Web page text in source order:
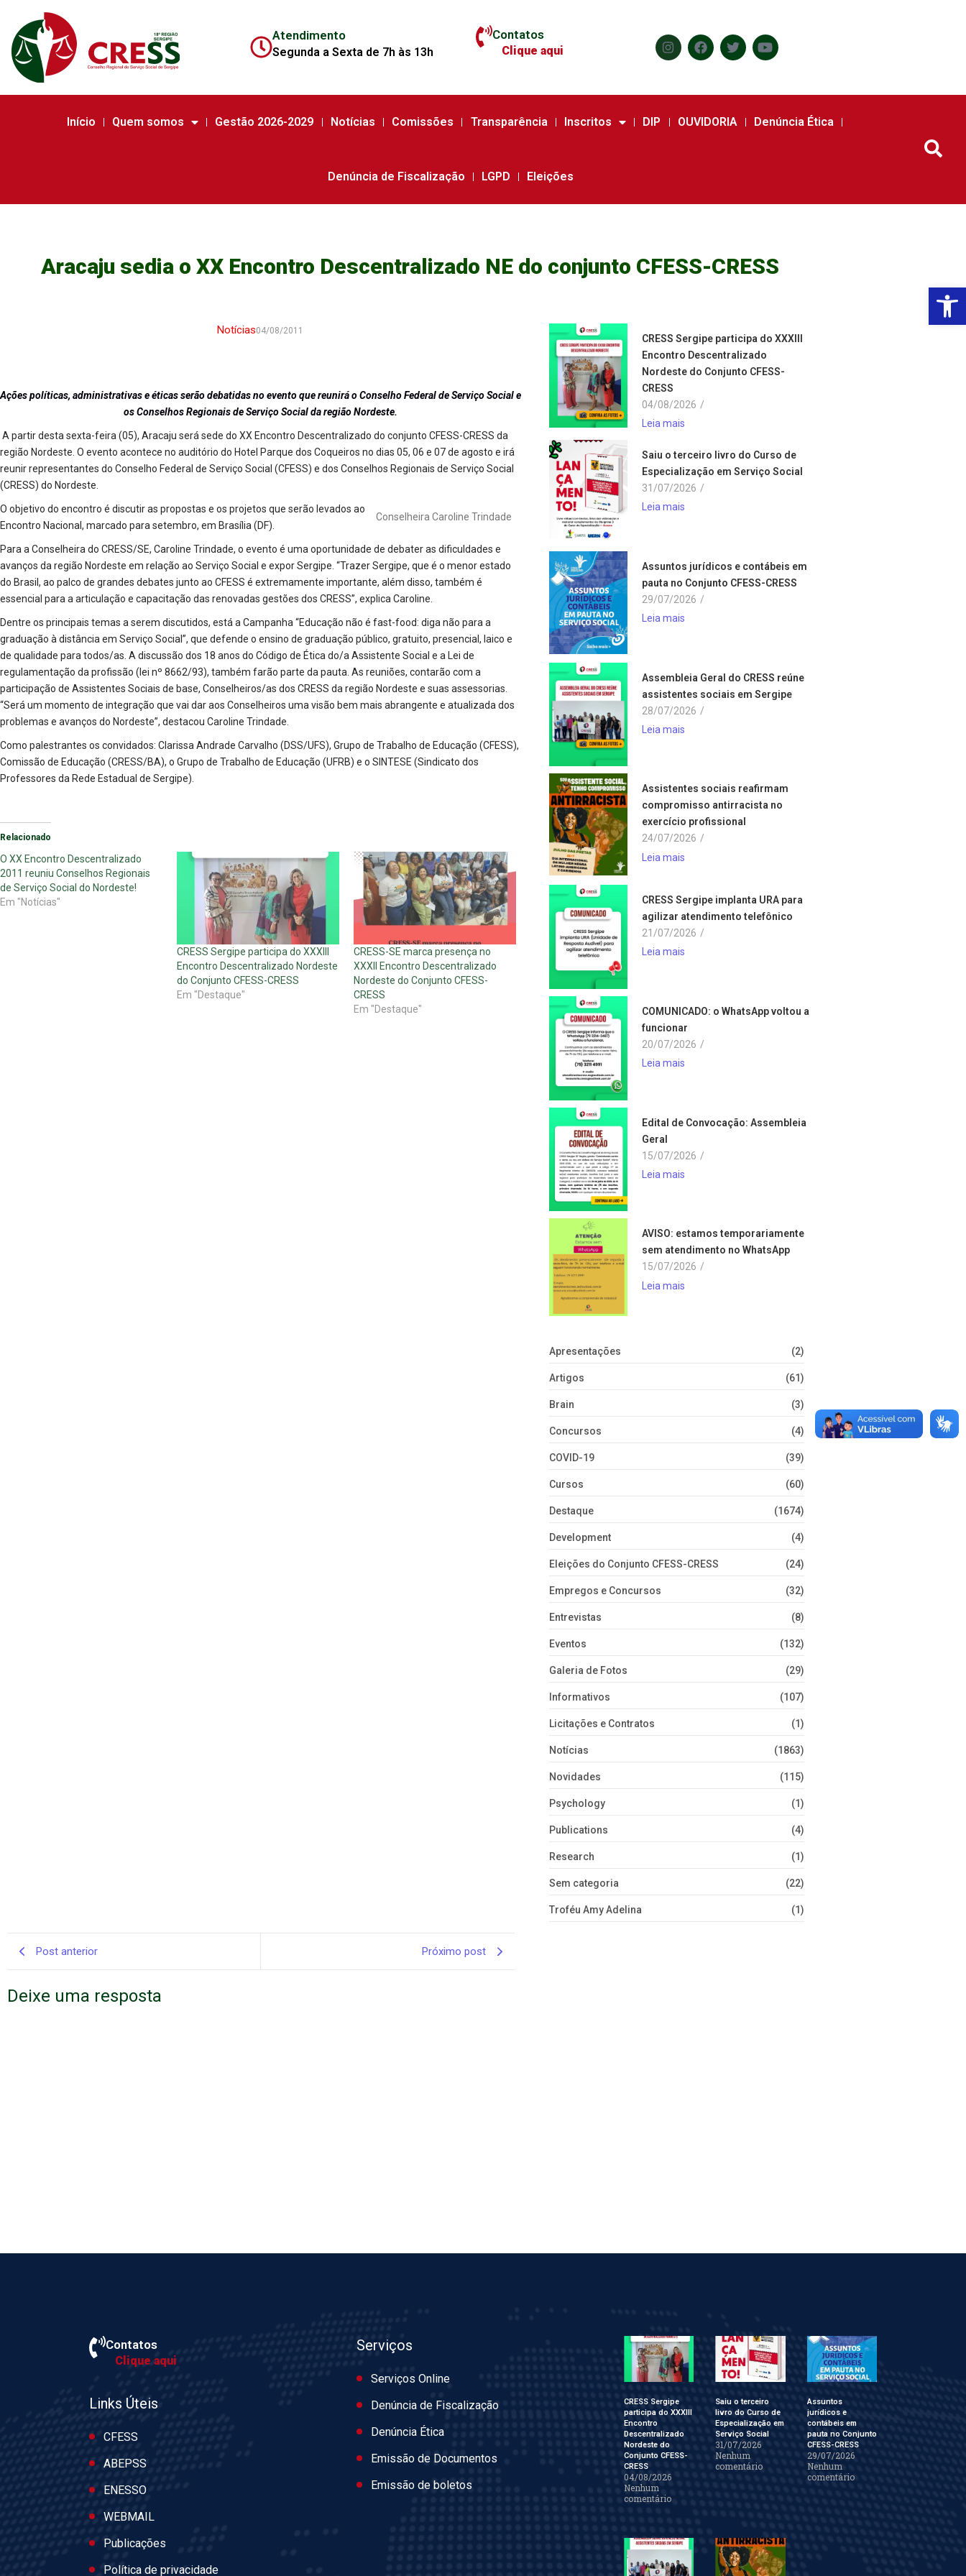
Atendimento
Segunda a Sexta de 7h às 13h
Contatos
Clique aqui
Início Quem somos Gestão 2026-2029 Notícias Comissões Transparência Inscritos DIP OUVIDORIA Denúncia Ética
Denúncia de Fiscalização LGPD Eleições
Aracaju sedia o XX Encontro Descentralizado NE do conjunto CFESS-CRESS
Notícias04/08/2011
Ações políticas, administrativas e éticas serão debatidas no evento que reunirá o Conselho Federal de Serviço Social e
os Conselhos Regionais de Serviço Social da região Nordeste.
A partir desta sexta-feira (05), Aracaju será sede do XX Encontro Descentralizado do conjunto CFESS-CRESS da
região Nordeste. O evento acontece no auditório do Hotel Parque dos Coqueiros no dias 05, 06 e 07 de agosto e irá
reunir representantes do Conselho Federal de Serviço Social (CFESS) e dos Conselhos Regionais de Serviço Social
(CRESS) do Nordeste.
Conselheira Caroline Trindade
O objetivo do encontro é discutir as propostas e os projetos que serão levados ao
Encontro Nacional, marcado para setembro, em Brasília (DF).
Para a Conselheira do CRESS/SE, Caroline Trindade, o evento é uma oportunidade de debater as dificuldades e
avanços da região Nordeste em relação ao Serviço Social e expor Sergipe. “Trazer Sergipe, que é o menor estado
do Brasil, ao palco de grandes debates junto ao CFESS é extremamente importante, além disso, também é
essencial para a articulação e capacitação das renovadas gestões dos CRESS”, explica Caroline.
Dentre os principais temas a serem discutidos, está a Campanha “Educação não é fast-food: diga não para a
graduação à distância em Serviço Social”, que defende o ensino de graduação público, gratuito, presencial, laico e
de qualidade para todos/as. A discussão dos 18 anos do Código de Ética do/a Assistente Social e a Lei de
regulamentação da profissão (lei nº 8662/93), também farão parte da pauta. As reuniões, contarão com a
participação de Assistentes Sociais de base, Conselheiros/as dos CRESS da região Nordeste e suas assessorias.
“Será um momento de integração que vai dar aos Conselheiros uma visão bem mais abrangente e atualizada dos
problemas e avanços do Nordeste”, destacou Caroline Trindade.
Como palestrantes os convidados: Clarissa Andrade Carvalho (DSS/UFS), Grupo de Trabalho de Educação (CFESS),
Comissão de Educação (CRESS/BA), o Grupo de Trabalho de Educação (UFRB) e o SINTESE (Sindicato dos
Professores da Rede Estadual de Sergipe).
Relacionado
O XX Encontro Descentralizado
2011 reuniu Conselhos Regionais
de Serviço Social do Nordeste!
Em "Notícias"
CRESS Sergipe participa do XXXIII
Encontro Descentralizado Nordeste
do Conjunto CFESS-CRESS
Em "Destaque"
CRESS-SE marca presença no
XXXII Encontro Descentralizado
Nordeste do Conjunto CFESS-
CRESS
Em "Destaque"
CRESS Sergipe participa do XXXIII
Encontro Descentralizado
Nordeste do Conjunto CFESS-
CRESS
04/08/2026 /
Leia mais
Saiu o terceiro livro do Curso de
Especialização em Serviço Social
31/07/2026 /
Leia mais
Assuntos jurídicos e contábeis em
pauta no Conjunto CFESS-CRESS
29/07/2026 /
Leia mais
Assembleia Geral do CRESS reúne
assistentes sociais em Sergipe
28/07/2026 /
Leia mais
Assistentes sociais reafirmam
compromisso antirracista no
exercício profissional
24/07/2026 /
Leia mais
CRESS Sergipe implanta URA para
agilizar atendimento telefônico
21/07/2026 /
Leia mais
COMUNICADO: o WhatsApp voltou a
funcionar
20/07/2026 /
Leia mais
Edital de Convocação: Assembleia
Geral
15/07/2026 /
Leia mais
AVISO: estamos temporariamente
sem atendimento no WhatsApp
15/07/2026 /
Leia mais
Apresentações (2)
Artigos (61)
Brain (3)
Concursos (4)
COVID-19 (39)
Cursos (60)
Destaque (1674)
Development (4)
Eleições do Conjunto CFESS-CRESS (24)
Empregos e Concursos (32)
Entrevistas (8)
Eventos (132)
Galeria de Fotos (29)
Informativos (107)
Licitações e Contratos (1)
Notícias (1863)
Novidades (115)
Psychology (1)
Publications (4)
Research (1)
Sem categoria (22)
Troféu Amy Adelina (1)
Post anterior Próximo post
Deixe uma resposta
Contatos
Clique aqui
Links Úteis
CFESS
ABEPSS
ENESSO
WEBMAIL
Publicações
Política de privacidade
Serviços
Serviços Online
Denúncia de Fiscalização
Denúncia Ética
Emissão de Documentos
Emissão de boletos
CRESS Sergipe
participa do XXXIII
Encontro
Descentralizado
Nordeste do
Conjunto CFESS-
CRESS
04/08/2026
Nenhum
comentário
Saiu o terceiro
livro do Curso de
Especialização em
Serviço Social
31/07/2026
Nenhum
comentário
Assuntos
jurídicos e
contábeis em
pauta no Conjunto
CFESS-CRESS
29/07/2026
Nenhum
comentário